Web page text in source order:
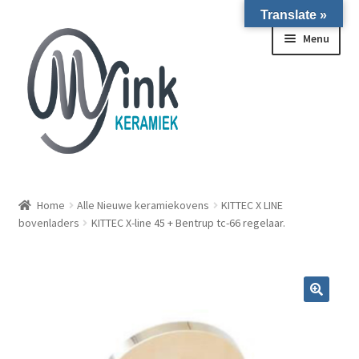
Ga door naar navigatie
Ga naar de inhoud
Menu
WIERINGERWERF
Home Alle Nieuwe keramiekovens
KITTEC X LINE
bovenladers
KITTEC X-line 45 + Bentrup tc-66 regelaar.
Translate »